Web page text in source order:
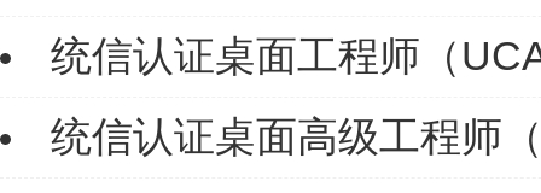
统信认证桌面工程师（
统信认证桌面高级工程师